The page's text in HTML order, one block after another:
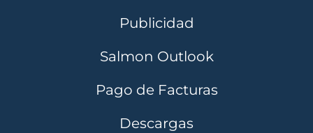
Publicidad
Salmon Outlook
Pago de Facturas
Descargas